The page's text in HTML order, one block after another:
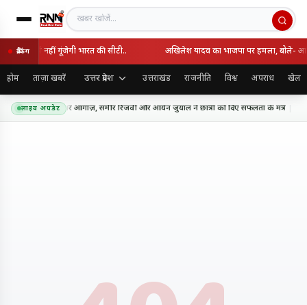
खबर खोजें
ब्रेकिंग
कप में नहीं गूंजेगी भारत की सीटी.. अखिलेश यादव का भाजपा पर हमला, बोले-
होम ताज़ा खबरें उत्तर प्रदेश उत्तराखंड राजनीति विश्व अपराध खेल
लाइव अपडेट
ट्रॉफी टूर का शानदार आगाज़, समीर रिजवी और आर्यन जुयाल ने छात्रों को दिए सफलता के मंत्र